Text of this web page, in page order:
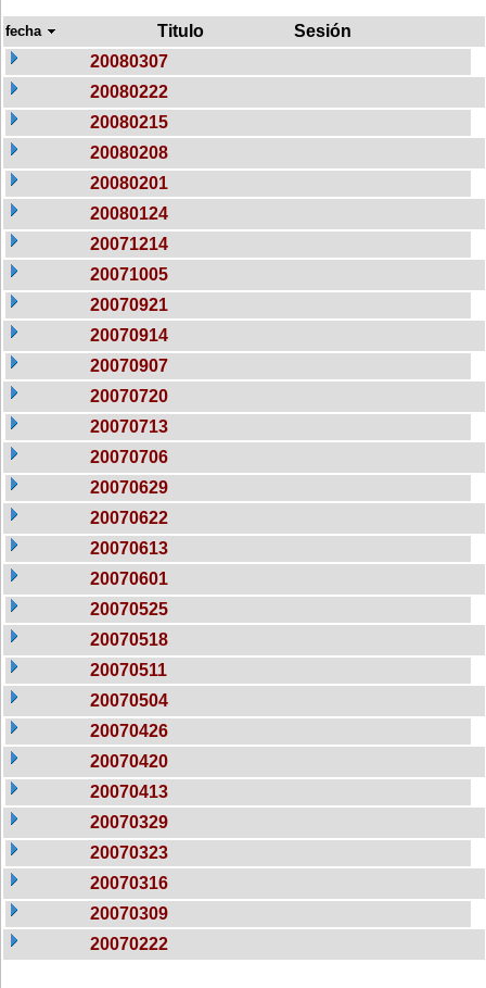
fecha Titulo
Sesión
20080307
20080222
20080215
20080208
20080201
20080124
20071214
20071005
20070921
20070914
20070907
20070720
20070713
20070706
20070629
20070622
20070613
20070601
20070525
20070518
20070511
20070504
20070426
20070420
20070413
20070329
20070323
20070316
20070309
20070222